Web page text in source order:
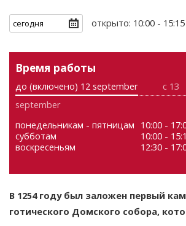
открыто: 10:00 - 15:15
Время работы
до (включено) 12 september
с 13
september
понедельникам - пятницам 10:00 -
субботам
10:00 -
воскресеньям
12:30 -
В 1254 году был заложен первый
готического Домского собора,